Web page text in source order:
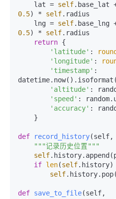
    lat =
self
0.5) * self.radius
    lng =
self
0.5) * self.radius
return {
'latitude' : round
'longitude' :
'timestamp' :
'altitude' :
'speed' :
'accuracy' :
def record_history(self,
"""记录历史位置"""
self
if len(self.history)
self.history.pop(
def save_to_file(self,